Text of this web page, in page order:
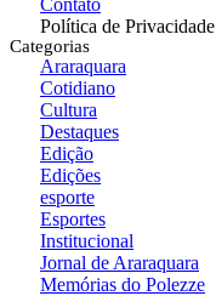
Contato
Política de Privacidade
Categorias
Araraquara
Cotidiano
Cultura
Destaques
Edição
Edições
esporte
Esportes
Institucional
Jornal de Araraquara
Memórias do Polezze